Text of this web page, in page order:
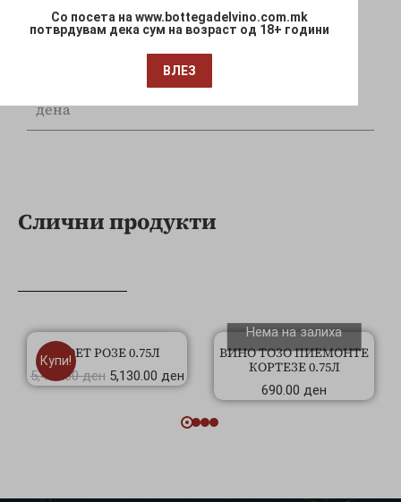
Брза испорака
Достава до Вашата локација за 1-3 работни
дена
Слични продукти
Купи!МОЕТ РОЗЕ 0.75Л
5,490.00ден 5,130.00 ден
Нема на залиха
ВИНО ТОЗО ПИЕМОНТЕ
КОРТЕЗЕ 0.75Л
690.00 ден
Со посета на www.bottegadelvino.com.mk
потврдувам дека сум на возраст од 18+ години
ВЛЕЗ